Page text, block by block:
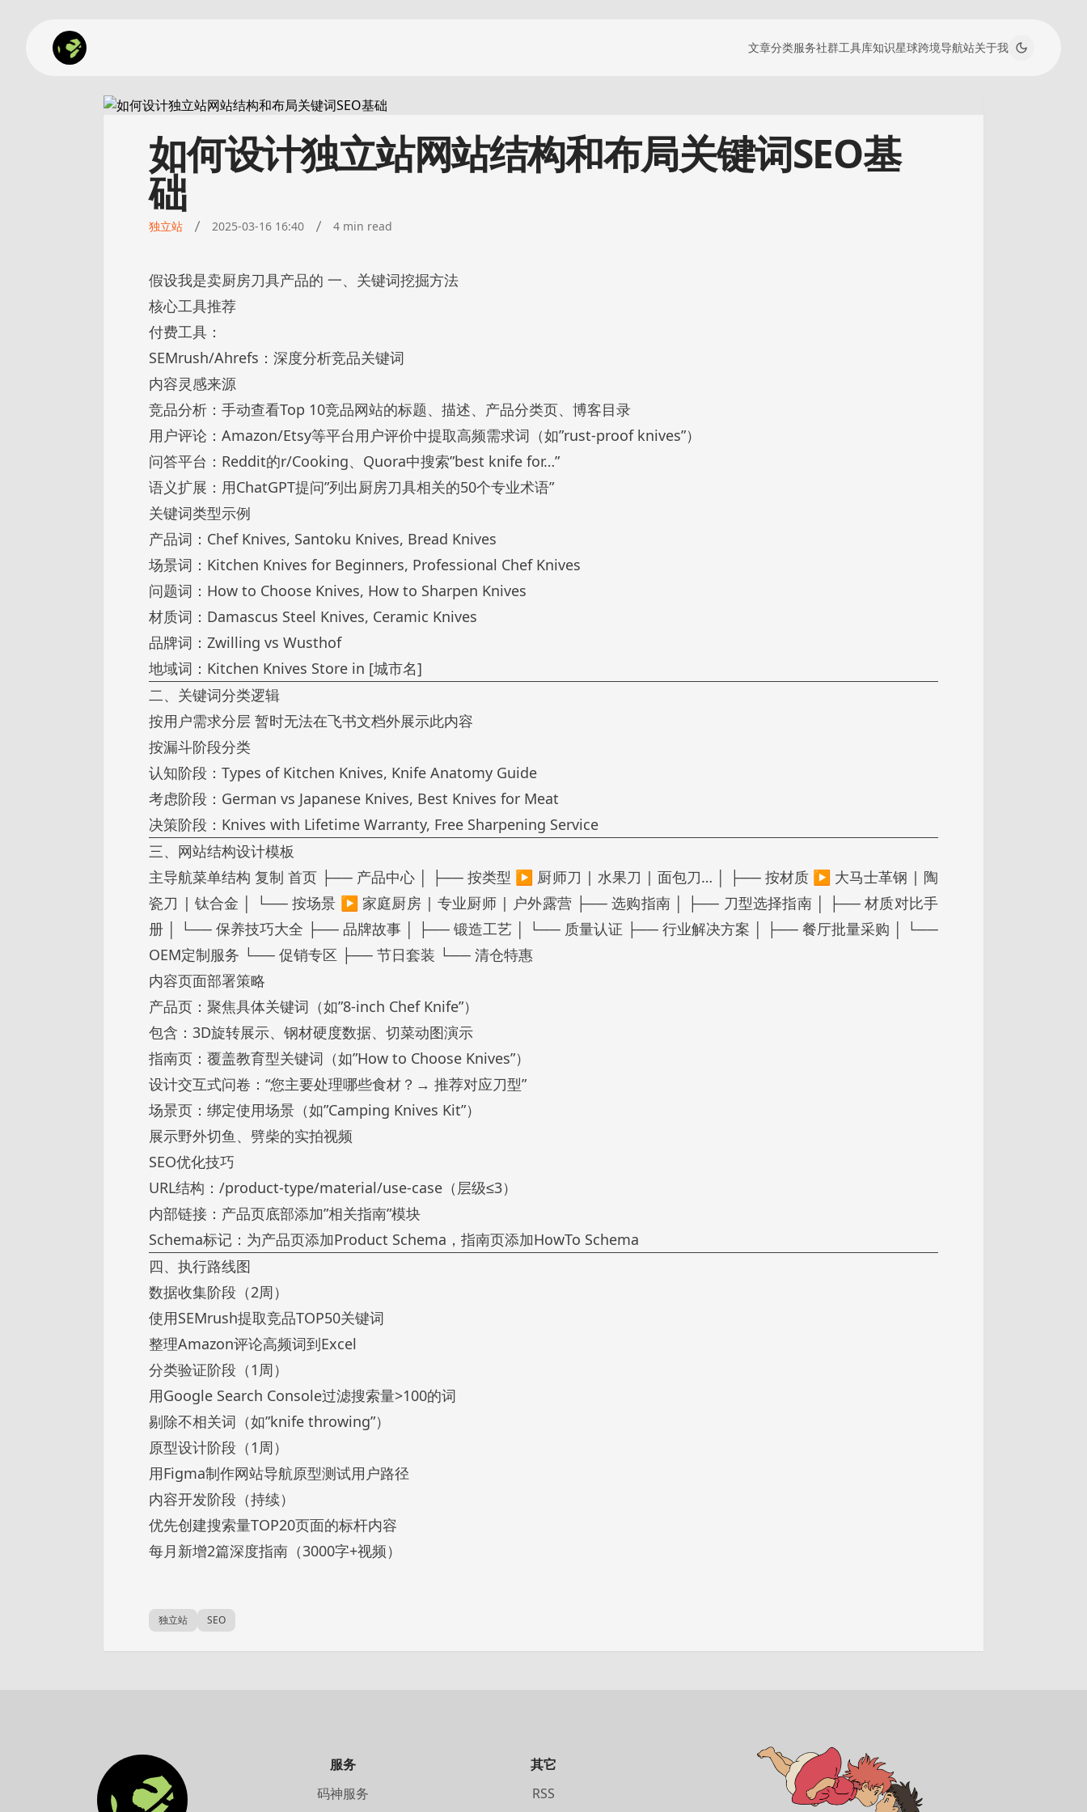
文章分类服务社群工具库知识星球跨境导航站关于我
如何设计独立站网站结构和布局关键词SEO基
础
独立站 2025-03-16 16:40 4 min read
假设我是卖厨房刀具产品的 一、关键词挖掘方法
核心工具推荐
付费工具：
SEMrush/Ahrefs：深度分析竞品关键词
内容灵感来源
竞品分析：手动查看Top 10竞品网站的标题、描述、产品分类页、博客目录
用户评论：Amazon/Etsy等平台用户评价中提取高频需求词（如”rust-proof knives”）
问答平台：Reddit的r/Cooking、Quora中搜索”best knife for…”
语义扩展：用ChatGPT提问”列出厨房刀具相关的50个专业术语”
关键词类型示例
产品词：Chef Knives, Santoku Knives, Bread Knives
场景词：Kitchen Knives for Beginners, Professional Chef Knives
问题词：How to Choose Knives, How to Sharpen Knives
材质词：Damascus Steel Knives, Ceramic Knives
品牌词：Zwilling vs Wusthof
地域词：Kitchen Knives Store in [城市名]
二、关键词分类逻辑
按用户需求分层 暂时无法在飞书文档外展示此内容
按漏斗阶段分类
认知阶段：Types of Kitchen Knives, Knife Anatomy Guide
考虑阶段：German vs Japanese Knives, Best Knives for Meat
决策阶段：Knives with Lifetime Warranty, Free Sharpening Service
三、网站结构设计模板
主导航菜单结构 复制 首页 ├── 产品中心 │ ├── 按类型 ▶ 厨师刀 | 水果刀 | 面包刀… │ ├── 按材质 ▶ 大马士革钢 | 陶
瓷刀 | 钛合金 │ └── 按场景 ▶ 家庭厨房 | 专业厨师 | 户外露营 ├── 选购指南 │ ├── 刀型选择指南 │ ├── 材质对比手
册 │ └── 保养技巧大全 ├── 品牌故事 │ ├── 锻造工艺 │ └── 质量认证 ├── 行业解决方案 │ ├── 餐厅批量采购 │ └──
OEM定制服务 └── 促销专区 ├── 节日套装 └── 清仓特惠
内容页面部署策略
产品页：聚焦具体关键词（如”8-inch Chef Knife”）
包含：3D旋转展示、钢材硬度数据、切菜动图演示
指南页：覆盖教育型关键词（如”How to Choose Knives”）
设计交互式问卷：“您主要处理哪些食材？→ 推荐对应刀型”
场景页：绑定使用场景（如”Camping Knives Kit”）
展示野外切鱼、劈柴的实拍视频
SEO优化技巧
URL结构：/product-type/material/use-case（层级≤3）
内部链接：产品页底部添加”相关指南”模块
Schema标记：为产品页添加Product Schema，指南页添加HowTo Schema
四、执行路线图
数据收集阶段（2周）
使用SEMrush提取竞品TOP50关键词
整理Amazon评论高频词到Excel
分类验证阶段（1周）
用Google Search Console过滤搜索量>100的词
剔除不相关词（如”knife throwing”）
原型设计阶段（1周）
用Figma制作网站导航原型测试用户路径
内容开发阶段（持续）
优先创建搜索量TOP20页面的标杆内容
每月新增2篇深度指南（3000字+视频）
独立站 SEO
服务
码神服务
其它
RSS